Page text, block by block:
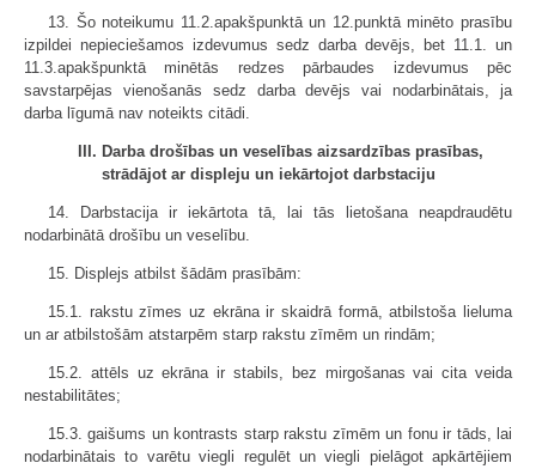
13. Šo noteikumu 11.2.apakšpunktā un 12.punktā minēto prasību
izpildei nepieciešamos izdevumus sedz darba devējs, bet 11.1. un
11.3.apakšpunktā minētās redzes pārbaudes izdevumus pēc
savstarpējas vienošanās sedz darba devējs vai nodarbinātais, ja
darba līgumā nav noteikts citādi.
III. Darba drošības un veselības aizsardzības prasības,
strādājot ar displeju un iekārtojot darbstaciju
14. Darbstacija ir iekārtota tā, lai tās lietošana neapdraudētu
nodarbinātā drošību un veselību.
15. Displejs atbilst šādām prasībām:
15.1. rakstu zīmes uz ekrāna ir skaidrā formā, atbilstoša lieluma
un ar atbilstošām atstarpēm starp rakstu zīmēm un rindām;
15.2. attēls uz ekrāna ir stabils, bez mirgošanas vai cita veida
nestabilitātes;
15.3. gaišums un kontrasts starp rakstu zīmēm un fonu ir tāds, lai
nodarbinātais to varētu viegli regulēt un viegli pielāgot apkārtējiem